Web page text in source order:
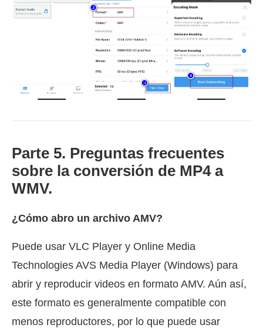
Parte 5. Preguntas frecuentes
sobre la conversión de MP4 a
WMV.
¿Cómo abro un archivo AMV?
Puede usar VLC Player y Online Media
Technologies AVS Media Player (Windows) para
abrir y reproducir videos en formato AMV. Aún así,
este formato es generalmente compatible con
menos reproductores, por lo que puede usar